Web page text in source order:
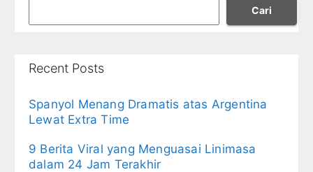
Cari
Recent Posts
Spanyol Menang Dramatis atas Argentina
Lewat Extra Time
9 Berita Viral yang Menguasai Linimasa
dalam 24 Jam Terakhir